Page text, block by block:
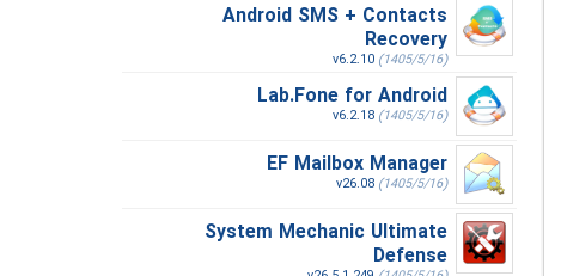
Android SMS + Contacts
Recovery
v6.2.10 (1405/5/16)
Lab.Fone for Android
v6.2.18 (1405/5/16)
EF Mailbox Manager
v26.08 (1405/5/16)
System Mechanic Ultimate
Defense